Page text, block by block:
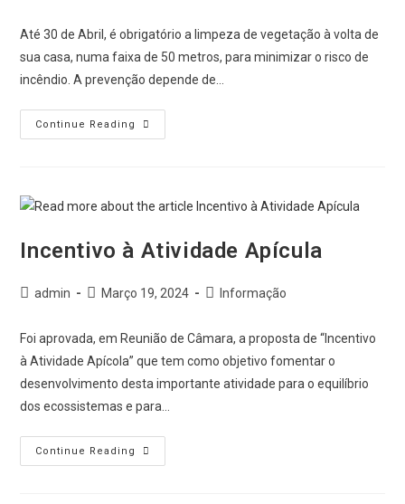
Até 30 de Abril, é obrigatório a limpeza de vegetação à volta de
sua casa, numa faixa de 50 metros, para minimizar o risco de
incêndio. A prevenção depende de…
Continue Reading
Incentivo à Atividade Apícula
admin Março 19, 2024 Informação
Foi aprovada, em Reunião de Câmara, a proposta de “Incentivo
à Atividade Apícola” que tem como objetivo fomentar o
desenvolvimento desta importante atividade para o equilíbrio
dos ecossistemas e para…
Continue Reading